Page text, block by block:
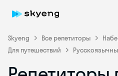
Skyeng Все репетиторы
Для путешествий